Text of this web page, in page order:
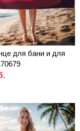
для бани и для